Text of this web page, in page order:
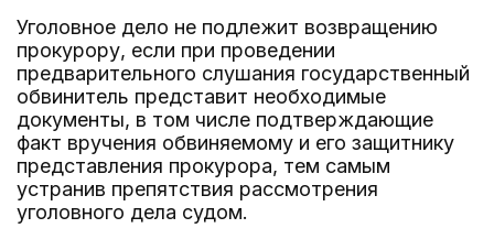
Уголовное дело не подлежит возвращению
прокурору, если при проведении
предварительного слушания государственный
обвинитель представит необходимые
документы, в том числе подтверждающие
факт вручения обвиняемому и его защитнику
представления прокурора, тем самым
устранив препятствия рассмотрения
уголовного дела судом.